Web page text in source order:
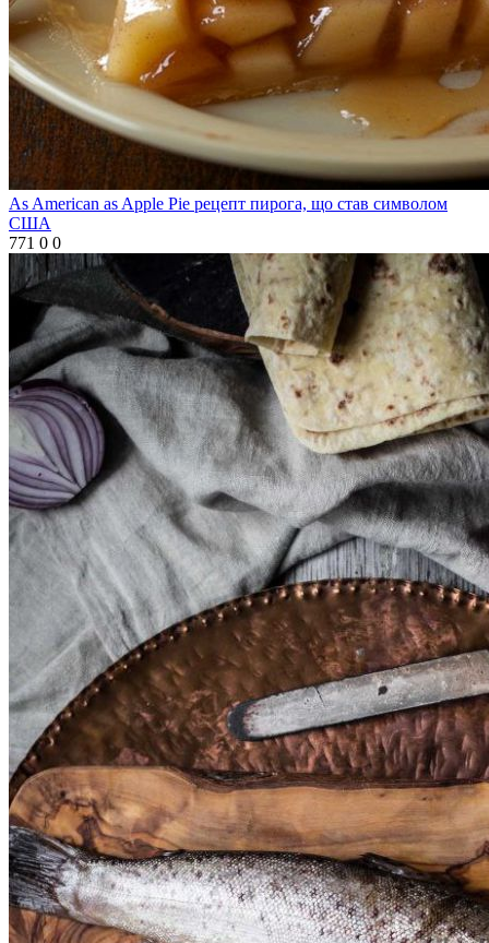
As American as Apple Pie рецепт пирога, що став символом
США
771 0 0